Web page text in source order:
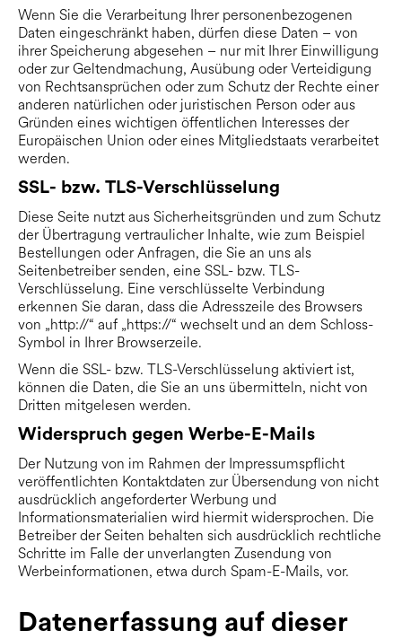
Wenn Sie die Verarbeitung Ihrer personenbezogenen
Daten eingeschränkt haben, dürfen diese Daten – von
ihrer Speicherung abgesehen – nur mit Ihrer Einwilligung
oder zur Geltendmachung, Ausübung oder Verteidigung
von Rechtsansprüchen oder zum Schutz der Rechte einer
anderen natürlichen oder juristischen Person oder aus
Gründen eines wichtigen öffentlichen Interesses der
Europäischen Union oder eines Mitgliedstaats verarbeitet
werden.
SSL- bzw. TLS-Verschlüsselung
Diese Seite nutzt aus Sicherheitsgründen und zum Schutz
der Übertragung vertraulicher Inhalte, wie zum Beispiel
Bestellungen oder Anfragen, die Sie an uns als
Seitenbetreiber senden, eine SSL- bzw. TLS-
Verschlüsselung. Eine verschlüsselte Verbindung
erkennen Sie daran, dass die Adresszeile des Browsers
von „http://“ auf „https://“ wechselt und an dem Schloss-
Symbol in Ihrer Browserzeile.
Wenn die SSL- bzw. TLS-Verschlüsselung aktiviert ist,
können die Daten, die Sie an uns übermitteln, nicht von
Dritten mitgelesen werden.
Widerspruch gegen Werbe-E-Mails
Der Nutzung von im Rahmen der Impressumspflicht
veröffentlichten Kontaktdaten zur Übersendung von nicht
ausdrücklich angeforderter Werbung und
Informationsmaterialien wird hiermit widersprochen. Die
Betreiber der Seiten behalten sich ausdrücklich rechtliche
Schritte im Falle der unverlangten Zusendung von
Werbeinformationen, etwa durch Spam-E-Mails, vor.
Datenerfassung auf dieser